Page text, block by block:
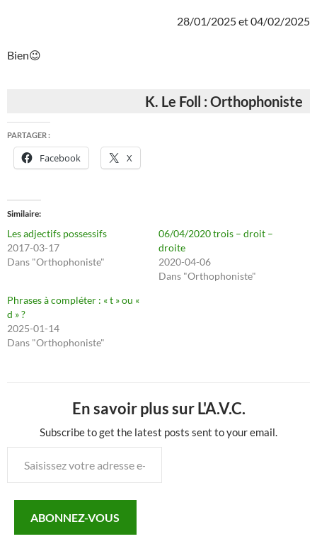
28/01/2025 et 04/02/2025
Bien😉
K. Le Foll : Orthophoniste
PARTAGER :
Facebook X
Similaire
Les adjectifs possessifs
2017-03-17
Dans "Orthophoniste"
06/04/2020 trois – droit –
droite
2020-04-06
Dans "Orthophoniste"
Phrases à compléter : « t » ou «
d » ?
2025-01-14
Dans "Orthophoniste"
En savoir plus sur L'A.V.C.
Subscribe to get the latest posts sent to your email.
votre
mail…ABONNEZ-VOUS